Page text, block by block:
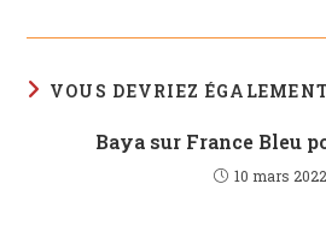
VOUS DEVRIEZ
Baya sur France Bleu
10 mars 2022